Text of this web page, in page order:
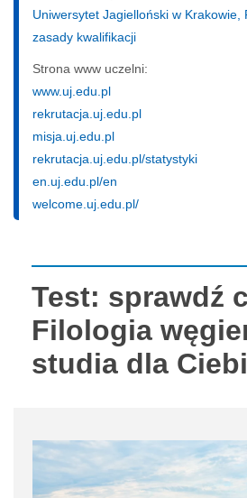
Uniwersytet Jagielloński w Krakowie,
zasady kwalifikacji
Strona www uczelni:
www.uj.edu.pl
rekrutacja.uj.edu.pl
misja.uj.edu.pl
rekrutacja.uj.edu.pl/statystyki
en.uj.edu.pl/en
welcome.uj.edu.pl/
Test: sprawdź
Filologia
studia dla